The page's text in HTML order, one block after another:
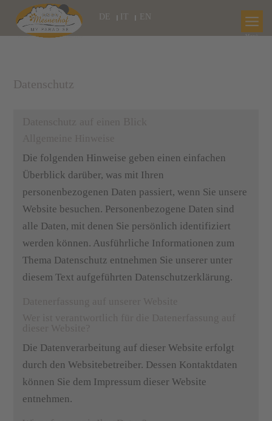
DE EN
Datenschutz
Die folgenden Hinweise geben einen einfachen
Überblick darüber, was mit Ihren
personenbezogenen Daten passiert, wenn Sie unsere
Website besuchen. Personenbezogene Daten sind
alle Daten, mit denen Sie persönlich identifiziert
werden können. Ausführliche Informationen zum
Thema Datenschutz entnehmen Sie unserer unter
diesem Text aufgeführten Datenschutzerklärung.
Die Datenverarbeitung auf dieser Website erfolgt
durch den Websitebetreiber. Dessen Kontaktdaten
können Sie dem Impressum dieser Website
entnehmen.